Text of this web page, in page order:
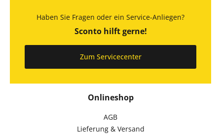
Onlineshop
AGB
Lieferung & Versand
Haben Sie Fragen oder ein Service-Anliegen?
Sconto hilft gerne!
Zum Servicecenter